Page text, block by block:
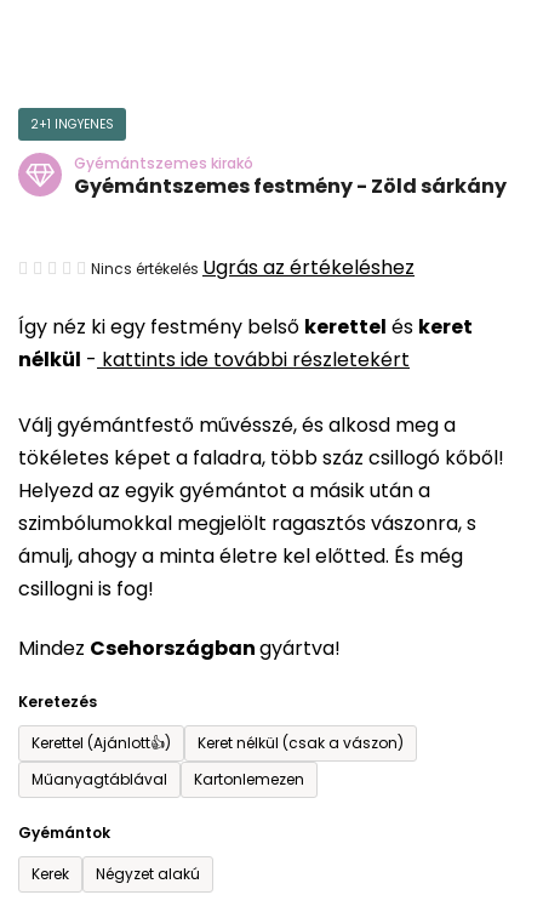
Így néz ki egy festmény belső kerettel és keret
nélkül - kattints ide további részletekért
Válj gyémántfestő művésszé, és alkosd meg a
tökéletes képet a faladra, több száz csillogó kőből!
Helyezd az egyik gyémántot a másik után a
szimbólumokkal megjelölt ragasztós vászonra, s
ámulj, ahogy a minta életre kel előtted. És még
csillogni is fog!
Mindez Csehországbangyártva!
Keretezés
Kerettel (Ajánlott👍)
Keret nélkül (csak a vászon)
Műanyagtáblával
Kartonlemezen
Gyémántok
Kerek
Négyzet alakú
2+1 INGYENES
Gyémántszemes kirakó
Gyémántszemes festmény - Zöld sárkány
A
átlagos
értékelése
ből
0,0
csillag.
Nincs értékelés Ugrás az értékeléshez